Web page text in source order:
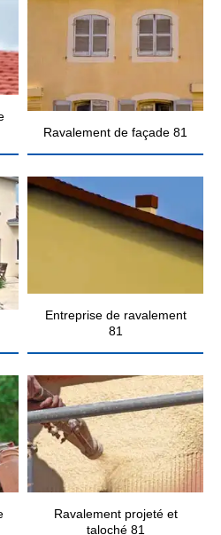
Ravalement de façade 81
Entreprise de ravalement
81
Ravalement projeté et
taloché 81